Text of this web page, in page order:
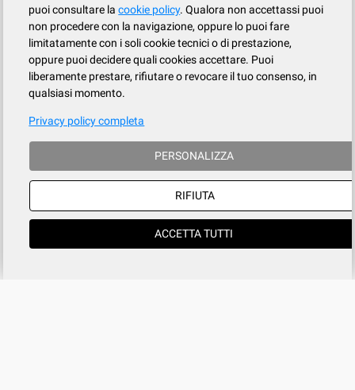
puoi consultare lacookie policy. Qualora non accettassi puoi
non procedere con la navigazione, oppure lo puoi fare
limitatamente con i soli cookie tecnici o di prestazione,
oppure puoi decidere quali cookies accettare. Puoi
liberamente prestare, rifiutare o revocare il tuo consenso, in
qualsiasi momento.
Privacy policy completa
PERSONALIZZA
RIFIUTA
ACCETTA TUTTI